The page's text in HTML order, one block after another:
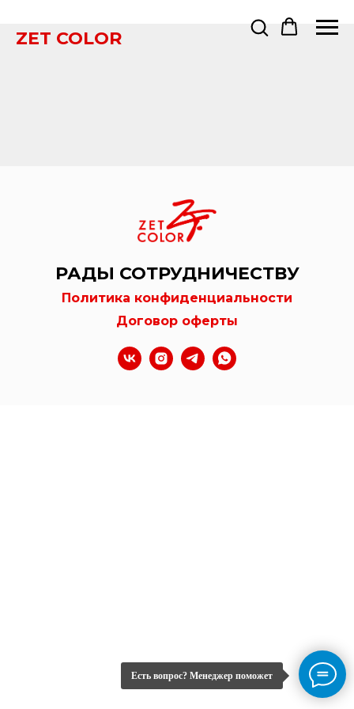
Есть вопрос? Менеджер поможет
ZET COLOR
РАДЫ СОТРУДНИЧЕСТВУ
Политика конфиденциальности
Договор оферты